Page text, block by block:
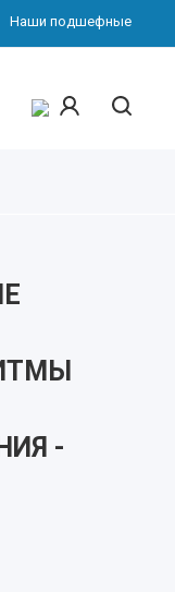
Наши подшефные
-